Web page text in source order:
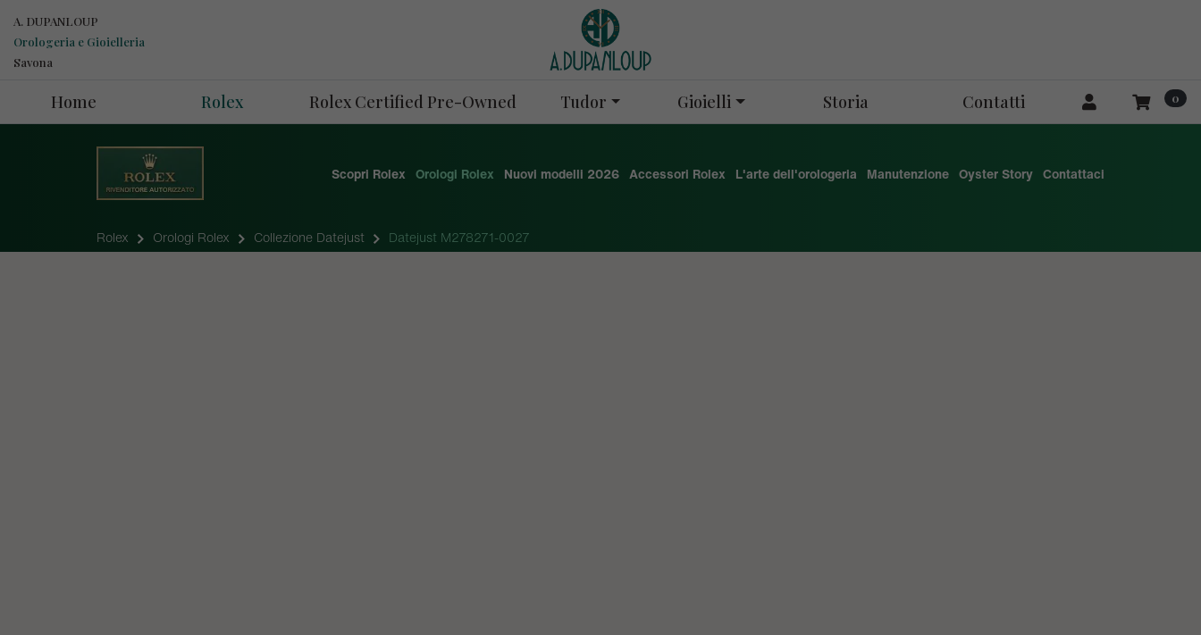
A. DUPANLOUP
Orologeria e Gioielleria
Savona
Home Rolex Rolex Certified Pre-Owned Tudor Gioielli Storia Contatti 0
Scopri Rolex Orologi Rolex Nuovi modelli 2026 Accessori Rolex L'arte dell'orologeria Manutenzione Oyster Story Contattaci
Rolex Orologi Rolex Collezione Datejust Datejust M278271-0027